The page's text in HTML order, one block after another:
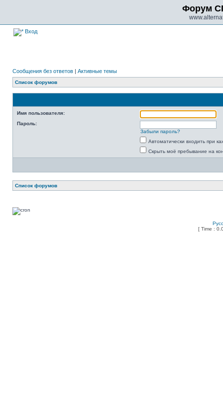
Форум
Вход
Сообщения без ответов | Активные темы
Список форумов
Имя пользователя:
Пароль:
Забыли пароль?
Автоматически входить при
Скрыть моё пребывание на
Список форумов
[ Time :